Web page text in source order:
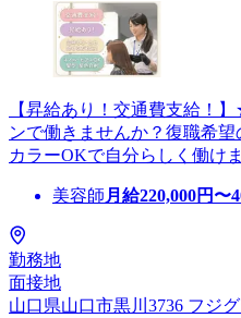
【昇給あり！交通費支給！
ンで働きませんか？復職希
カラーOKで自分らしく働け
美容師 月給220,000円〜
勤務地
面接地
山口県山口市黒川3736 フジ